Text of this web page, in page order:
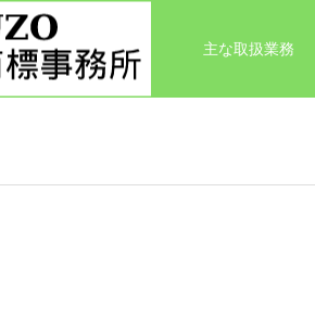
主な取扱業務